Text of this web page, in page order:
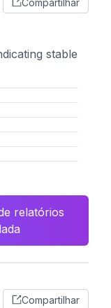
stable
relatórios
Compartilhar